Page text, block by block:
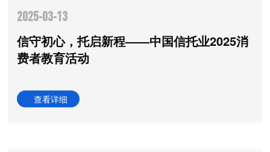
2025-03-13
信守初心，托启新程——中国信托业2025消
费者教育活动
查看详细